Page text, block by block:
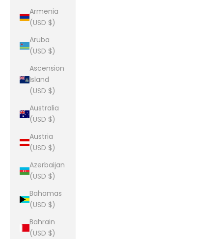
Armenia
(USD $)
Aruba
(USD $)
Ascension
Island
(USD $)
Australia
(USD $)
Austria
(USD $)
Azerbaijan
(USD $)
Bahamas
(USD $)
Bahrain
(USD $)